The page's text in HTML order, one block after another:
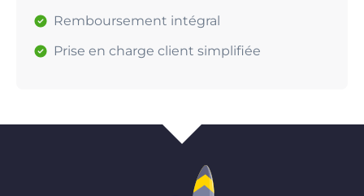
Remboursement intégral
Prise en charge client simplifiée